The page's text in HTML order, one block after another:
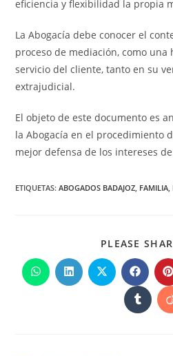
eficiencia y flexibilidad la propia
La Abogacía debe conocer el
proceso de mediación, como
servicio del cliente, tanto en su
extrajudicial.
El objeto de este documento es
la Abogacía en el procedimiento
mejor defensa de los intereses
ETIQUETAS:ABOGADOS BADAJOZ FAMILIA
PLEASE